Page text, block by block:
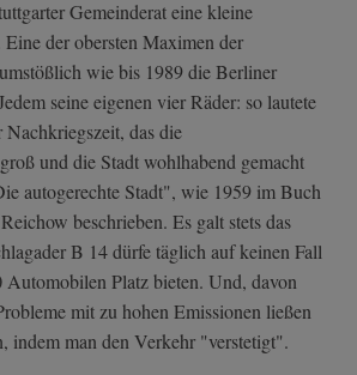
Gemeinderat eine kleine
der obersten Maximen der
wie bis 1989 die Berliner
seine eigenen vier Räder: so lautete
Nachkriegszeit, das die
und die Stadt wohlhabend gemacht
autogerechte Stadt", wie 1959 im Buch
beschrieben. Es galt stets das
B 14 dürfe täglich auf keinen Fall
Automobilen Platz bieten. Und, davon
mit zu hohen Emissionen ließen
indem man den Verkehr "verstetigt".